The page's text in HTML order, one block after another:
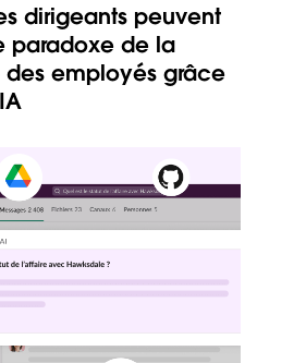
dirigeants peuvent
paradoxe de la
employés grâce